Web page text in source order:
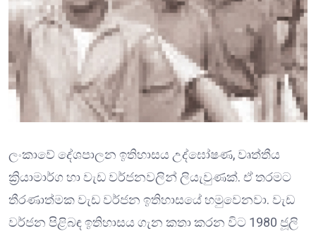
ලංකාවේ දේශපාලන ඉතිහාසය උද්ඝෝෂණ, වෘත්තීය
ක්‍රියාමාර්ග හා වැඩ වර්ජනවලින් ලියැවුණක්. ඒ තරමට
තීරණාත්මක වැඩ වර්ජන ඉතිහාසයේ හමුවෙනවා. වැඩ
වර්ජන පිළිබඳ ඉතිහාසය ගැන කතා කරන විට 1980 ජූලි